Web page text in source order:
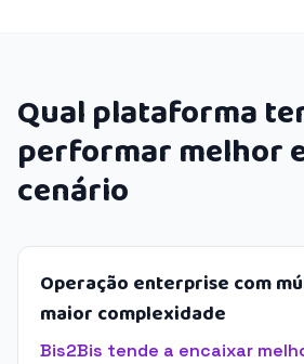
Qual plataforma
performar melhor
cenário
Operação enterprise com
maior complexidade
Bis2Bis tende a encaixar